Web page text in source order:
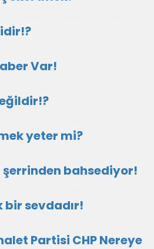
Var!
yeter mi?
bahsediyor!
sevdadır!
Partisi CHP Nereye